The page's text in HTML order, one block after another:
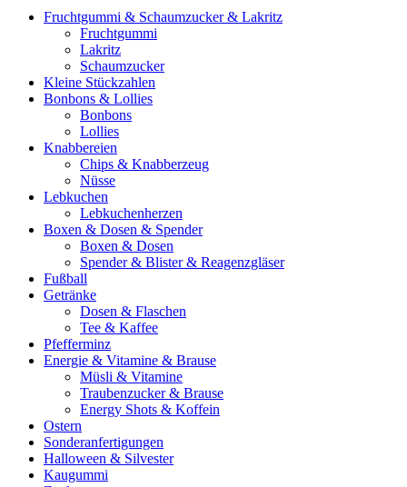
Fruchtgummi & Schaumzucker & Lakritz
Fruchtgummi
Lakritz
Schaumzucker
Kleine Stückzahlen
Bonbons & Lollies
Bonbons
Lollies
Knabbereien
Chips & Knabberzeug
Nüsse
Lebkuchen
Lebkuchenherzen
Boxen & Dosen & Spender
Boxen & Dosen
Spender & Blister & Reagenzgläser
Fußball
Getränke
Dosen & Flaschen
Tee & Kaffee
Pfefferminz
Energie & Vitamine & Brause
Müsli & Vitamine
Traubenzucker & Brause
Energy Shots & Koffein
Ostern
Sonderanfertigungen
Halloween & Silvester
Kaugummi